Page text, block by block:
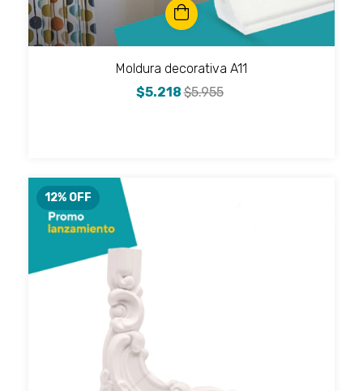
Moldura decorativa A11
$5.218$5.955
12% OFF